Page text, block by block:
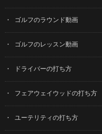
ゴルフのラウンド動画
ゴルフのレッスン動画
ドライバーの打ち方
フェアウェイウッドの打ち方
ユーテリティの打ち方